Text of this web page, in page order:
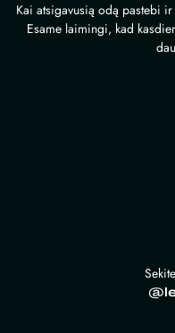
Kai atsigavusią odą pastebi
Esame laimingi, kad